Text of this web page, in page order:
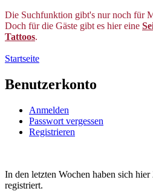
Die Suchfunktion gibt's nur noch für
Doch für die Gäste gibt es hier eine
Tattoos.
Startseite
Benutzerkonto
Anmelden
Passwort vergessen
Registrieren
In den letzten Wochen haben sich hier
registriert.